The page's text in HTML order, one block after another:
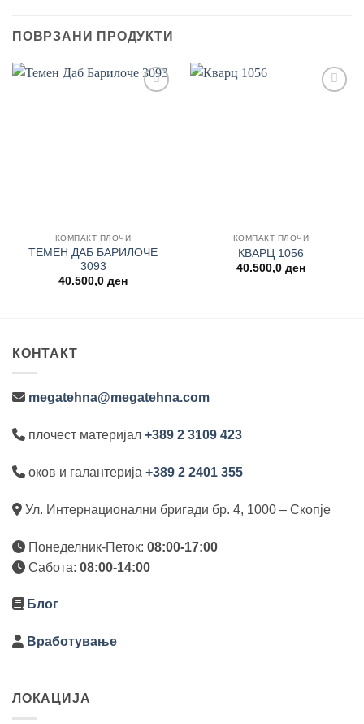
ПОВРЗАНИ ПРОДУКТИ
КОМПАКТ ПЛОЧИ
ТЕМЕН ДАБ БАРИЛОЧЕ
3093
40.500,0 ден
КОМПАКТ ПЛОЧИ
КВАРЦ 1056
40.500,0 ден
КОНТАКТ
megatehna@megatehna.com
плочест материјал +389 2 3109 423
оков и галантерија +389 2 2401 355
Ул. Интернационални бригади бр. 4, 1000 – Скопје
Понеделник-Петок: 08:00-17:00
Сабота: 08:00-14:00
Блог
Вработување
ЛОКАЦИЈА